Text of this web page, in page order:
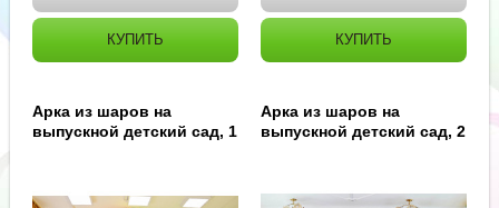
КУПИТЬ КУПИТЬ
Арка из шаров на
выпускной детский сад, 1
Арка из шаров на
выпускной детский сад, 2